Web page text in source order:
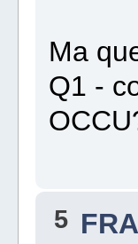
Ma
Q1 -
5